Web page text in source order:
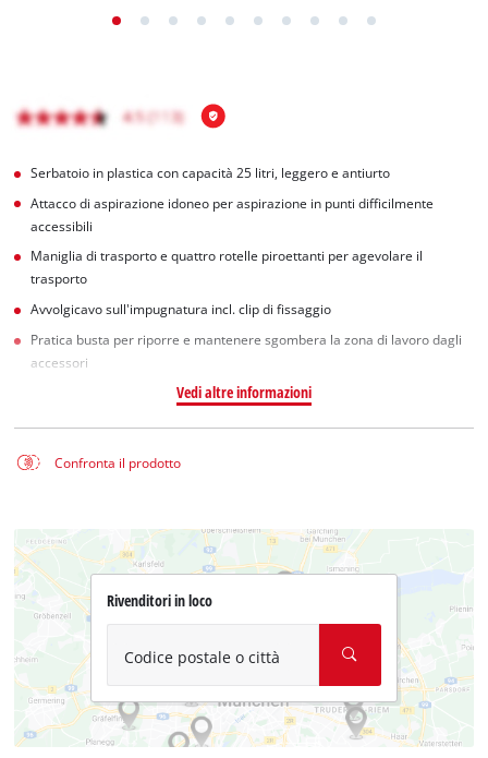
Serbatoio in plastica con capacità 25 litri, leggero e antiurto
Attacco di aspirazione idoneo per aspirazione in punti difficilmente
accessibili
Maniglia di trasporto e quattro rotelle piroettanti per agevolare il
trasporto
Avvolgicavo sull'impugnatura incl. clip di fissaggio
Pratica busta per riporre e mantenere sgombera la zona di lavoro dagli
accessori
Vedi altre informazioni
Confronta il prodotto
Rivenditori in loco
Codice postale o città